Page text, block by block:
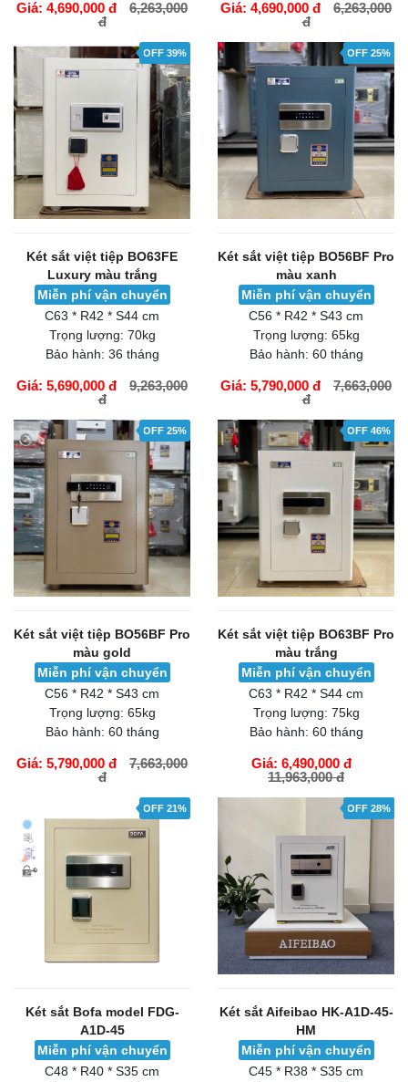
Giá: 4,690,000 đ
6,263,000
đ
Giá: 4,690,000 đ
6,263,000
đ
OFF 39%
Két sắt việt tiệp BO63FE
Luxury màu trắng
Miễn phí vận chuyển
C63 * R42 * S44 cm
Trọng lượng: 70kg
Bảo hành: 36 tháng
Giá: 5,690,000 đ
9,263,000
đ
OFF 25%
Két sắt việt tiệp BO56BF Pro
màu xanh
Miễn phí vận chuyển
C56 * R42 * S43 cm
Trọng lượng: 65kg
Bảo hành: 60 tháng
Giá: 5,790,000 đ
7,663,000
đ
OFF 25%
Két sắt việt tiệp BO56BF Pro
màu gold
Miễn phí vận chuyển
C56 * R42 * S43 cm
Trọng lượng: 65kg
Bảo hành: 60 tháng
Giá: 5,790,000 đ
7,663,000
đ
OFF 46%
Két sắt việt tiệp BO63BF Pro
màu trắng
Miễn phí vận chuyển
C63 * R42 * S44 cm
Trọng lượng: 75kg
Bảo hành: 60 tháng
Giá: 6,490,000 đ
11,963,000 đ
GIỎ HÀNG
OFF 21%
Két sắt Bofa model FDG-
A1D-45
Miễn phí vận chuyển
C48 * R40 * S35 cm
OFF 28%
Két sắt Aifeibao HK-A1D-45-
HM
Miễn phí vận chuyển
C45 * R38 * S35 cm